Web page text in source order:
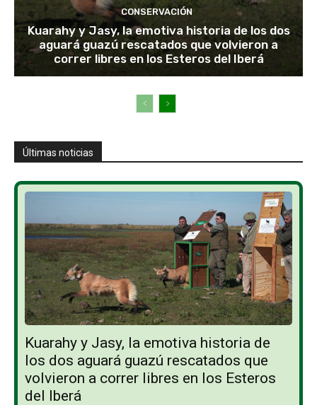
CONSERVACIÓN
Kuarahy y Jasy, la emotiva historia de los dos
aguará guazú rescatados que volvieron a
correr libres en los Esteros del Iberá
Últimas noticias
Kuarahy y Jasy, la emotiva historia de
los dos aguará guazú rescatados que
volvieron a correr libres en los Esteros
del Iberá